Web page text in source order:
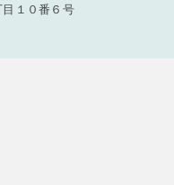
１０番６号